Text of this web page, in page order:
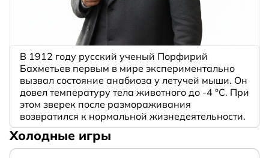
В 1912 году русский ученый Порфирий
Бахметьев первым в мире экспериментально
вызвал состояние анабиоза у летучей мыши. Он
довел температуру тела животного до -4 °C. При
этом зверек после размораживания
возвратился к нормальной жизнедеятельности.
Холодные игры